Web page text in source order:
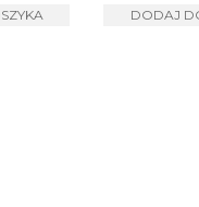
DODAJ